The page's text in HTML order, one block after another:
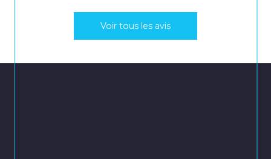
Voir tous les avis